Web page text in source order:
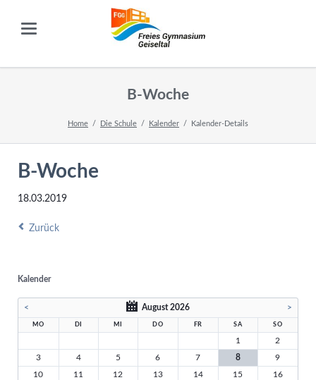
B-Woche
Home Die Schule Kalender Kalender-Details
B-Woche
18.03.2019
Zurück
Kalender
< August 2026 >
MO DI MI DO FR SA SO
1
2
3
4 5 6 7 8
9
10
11 12 13 14 15
16